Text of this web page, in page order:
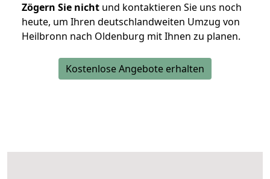
Zögern Sie nicht und kontaktieren Sie uns noch
heute, um Ihren deutschlandweiten Umzug von
Heilbronn nach Oldenburg mit Ihnen zu planen.
Kostenlose Angebote erhalten